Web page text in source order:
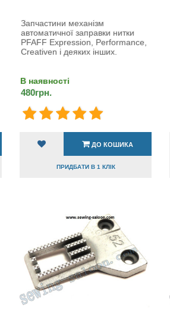
Запчастини механізм
автоматичної заправки нитки
PFAFF Expression, Performance,
Creativen і деяких інших.
В наявності
480грн.
ДО КОШИКА
ПРИДБАТИ В 1 КЛІК